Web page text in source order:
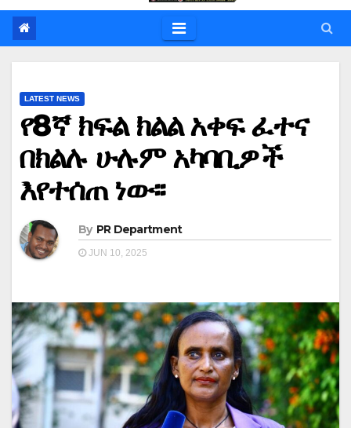
LATEST NEWS
የ8ኛ ክፍል ክልል አቀፍ ፈተና
በክልሉ ሁሉም አካባቢዎች
እየተሰጠ ነው፡፡
By PR Department
JUN 10, 2025